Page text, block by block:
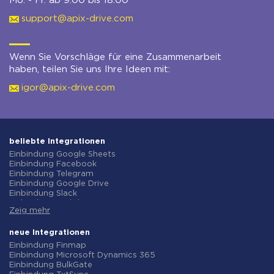
support@apix-drive.com
Wenn Sie Vorschläge für eine Zusammenarbeit
haben, teilen Sie uns Ihre Ideen mit:
igor@apix-drive.com
beliebte Integrationen
Einbindung Google Sheets
Einbindung Facebook
Einbindung Telegram
Einbindung Google Drive
Einbindung Slack
Einbindung Gmail
Einbindung ClickUp
Einbindung Airtable
Einbindung Google Contacts
Einbindung OpenAI (ChatGPT)
Einbindung Instagram
Zeig mehr
neue Integrationen
Einbindung Finmap
Einbindung Microsoft Dynamics 365
Einbindung BulkGate